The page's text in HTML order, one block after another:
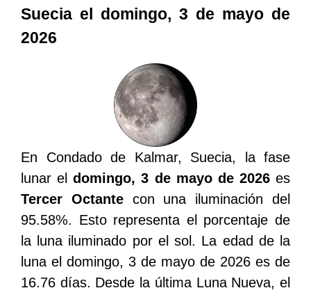
Suecia el domingo, 3 de mayo de
2026
En Condado de Kalmar, Suecia, la fase
lunar eldomingo, 3 de mayo de 2026es
Tercer Octantecon una iluminación del
95.58%. Esto representa el porcentaje de
la luna iluminado por el sol. La edad de la
luna el domingo, 3 de mayo de 2026 es de
16.76 días. Desde la última Luna Nueva, el